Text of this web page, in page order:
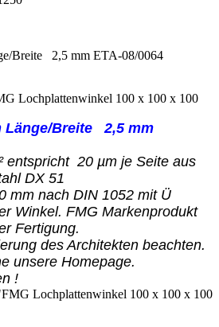
Breite 2,5 mm ETA-08/0064
Lochplattenwinkel 100 x 100 x 100
Länge/Breite 2,5 mm
entspricht 20 µm je Seite aus
DX 51
mm nach DIN 1052 mit Ü
Winkel. FMG Markenprodukt
Fertigung.
des Architekten beachten.
unsere Homepage.
!
Lochplattenwinkel 100 x 100 x 100